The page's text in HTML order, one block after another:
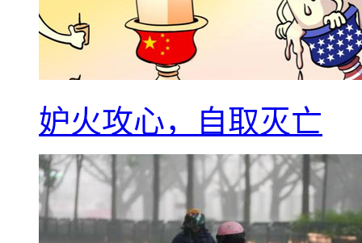
妒火攻心，自取灭亡